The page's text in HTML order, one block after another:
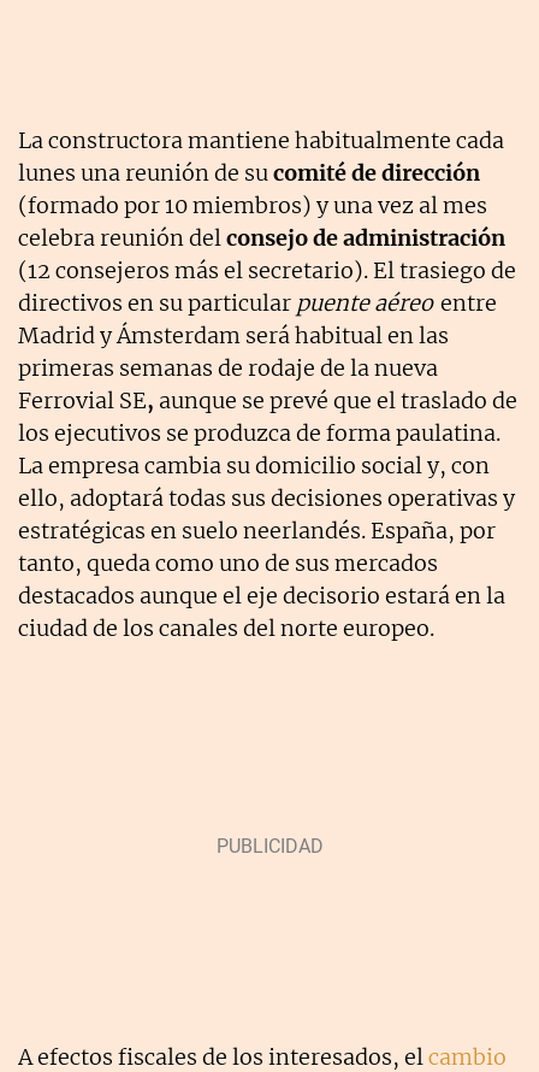
La constructora mantiene habitualmente cada
lunes una reunión de sucomité de dirección
(formado por 10 miembros) y una vez al mes
celebra reunión delconsejo de administración
(12 consejeros más el secretario). El trasiego de
directivos en su particular puente aéreo entre
Madrid y Ámsterdam será habitual en las
primeras semanas de rodaje de la nueva
Ferrovial SE, aunque se prevé que el traslado de
los ejecutivos se produzca de forma paulatina.
La empresa cambia su domicilio social y, con
ello, adoptará todas sus decisiones operativas y
estratégicas en suelo neerlandés. España, por
tanto, queda como uno de sus mercados
destacados aunque el eje decisorio estará en la
ciudad de los canales del norte europeo.
A efectos fiscales de los interesados, elcambio